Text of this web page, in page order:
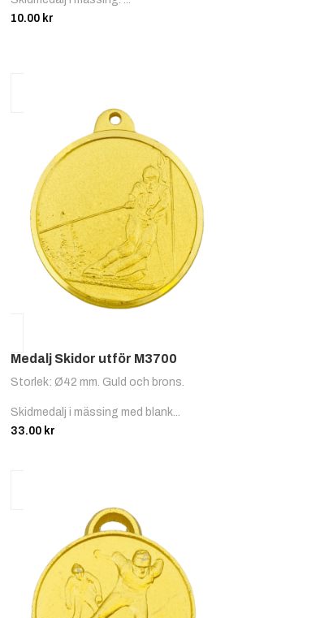
10.00 kr
Medalj Skidor utför M3700
Storlek: Ø42 mm. Guld och brons.
Skidmedalj i mässing med blank...
33.00 kr